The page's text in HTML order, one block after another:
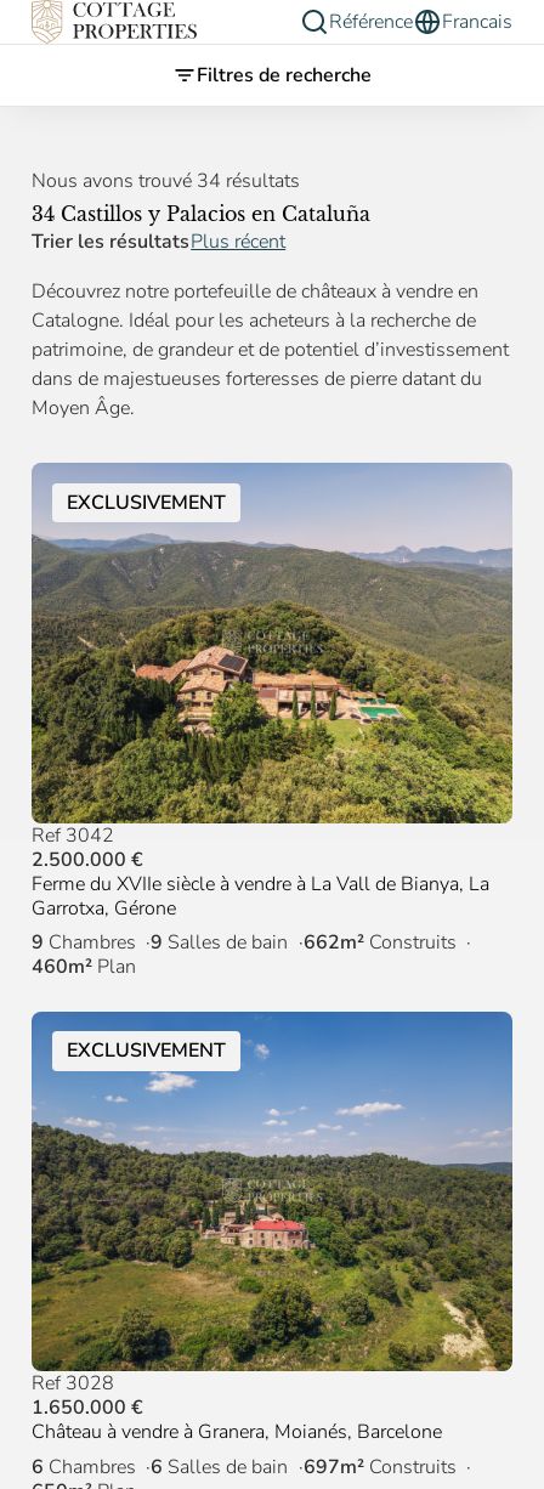
Référence
Francais
Filtres de recherche
Nous avons trouvé 34 résultats
34 Castillos y Palacios en Cataluña
Trier les résultatsPlus récent
Découvrez notre portefeuille de châteaux à vendre en
Catalogne. Idéal pour les acheteurs à la recherche de
patrimoine, de grandeur et de potentiel d’investissement
dans de majestueuses forteresses de pierre datant du
Moyen Âge.
EXCLUSIVEMENT
Ref 3042
2.500.000 €
Ferme du XVIIe siècle à vendre à La Vall de Bianya, La
Garrotxa, Gérone
9 Chambres 9 Salles de bain 662m² Construits
460m² Plan
EXCLUSIVEMENT
Ref 3028
1.650.000 €
Château à vendre à Granera, Moianés, Barcelone
6 Chambres 6 Salles de bain 697m² Construits